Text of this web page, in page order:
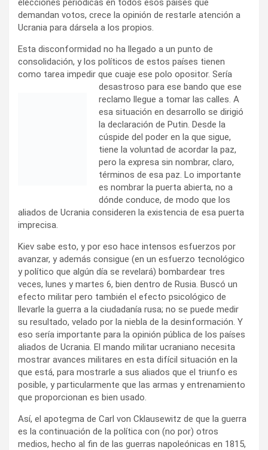
elecciones periódicas en todos esos países que
demandan votos, crece la opinión de restarle atención a
Ucrania para dársela a los propios.
Esta disconformidad no ha llegado a un punto de
consolidación, y los políticos de estos países tienen
como tarea impedir que cuaje ese polo opositor. Sería
desastroso para ese bando que ese
reclamo llegue a tomar las calles. A
esa situación en desarrollo se dirigió
la declaración de Putin. Desde la
cúspide del poder en la que sigue,
tiene la voluntad de acordar la paz,
pero la expresa sin nombrar, claro,
términos de esa paz. Lo importante
es nombrar la puerta abierta, no a
dónde conduce, de modo que los
aliados de Ucrania consideren la existencia de esa puerta
imprecisa.
Kiev sabe esto, y por eso hace intensos esfuerzos por
avanzar, y además consigue (en un esfuerzo tecnológico
y político que algún día se revelará) bombardear tres
veces, lunes y martes 6, bien dentro de Rusia. Buscó un
efecto militar pero también el efecto psicológico de
llevarle la guerra a la ciudadanía rusa; no se puede medir
su resultado, velado por la niebla de la desinformación. Y
eso sería importante para la opinión pública de los países
aliados de Ucrania. El mando militar ucraniano necesita
mostrar avances militares en esta difícil situación en la
que está, para mostrarle a sus aliados que el triunfo es
posible, y particularmente que las armas y entrenamiento
que proporcionan es bien usado.
Así, el apotegma de Carl von Cklausewitz de que la guerra
es la continuación de la política con (no por) otros
medios, hecho al fin de las guerras napoleónicas en 1815,